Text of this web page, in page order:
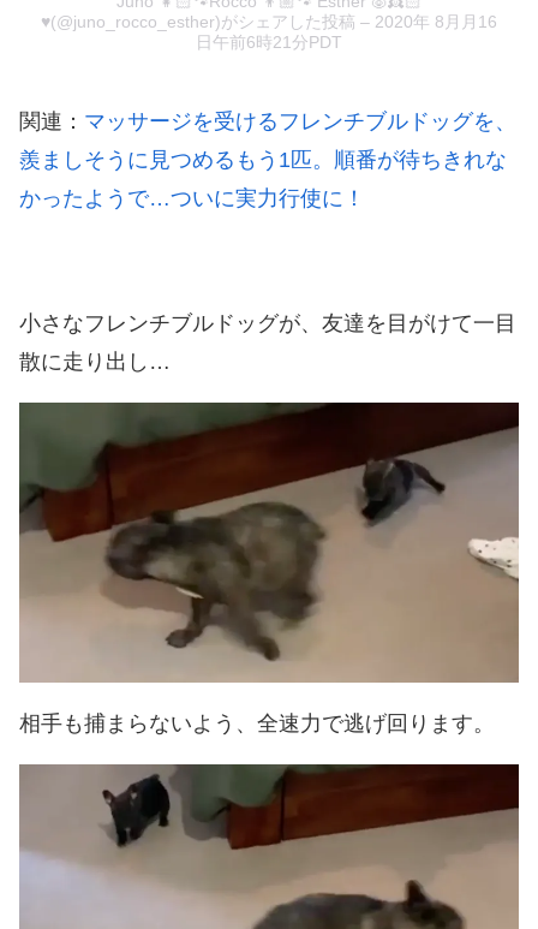
♥️(@juno_rocco_esther)がシェアした投稿 – 2020年 8月月16
日午前6時21分PDT
関連： マッサージを受けるフレンチブルドッグを、
羨ましそうに見つめるもう1匹。順番が待ちきれな
かったようで…ついに実力行使に！
小さなフレンチブルドッグが、友達を目がけて一目
散に走り出し…
相手も捕まらないよう、全速力で逃げ回ります。